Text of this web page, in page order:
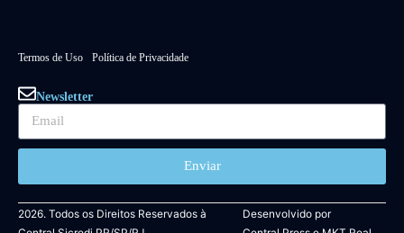
Termos de Uso Política de Privacidade
Newsletter
Enviar
2026. Todos os Direitos Reservados à
Desenvolvido por